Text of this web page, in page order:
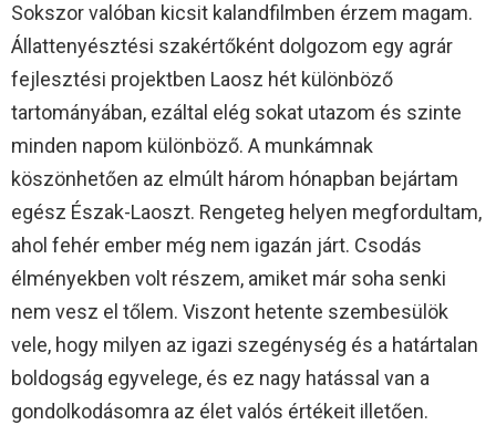
Sokszor valóban kicsit kalandfilmben érzem magam.
Állattenyésztési szakértőként dolgozom egy agrár
fejlesztési projektben Laosz hét különböző
tartományában, ezáltal elég sokat utazom és szinte
minden napom különböző. A munkámnak
köszönhetően az elmúlt három hónapban bejártam
egész Észak-Laoszt. Rengeteg helyen megfordultam,
ahol fehér ember még nem igazán járt. Csodás
élményekben volt részem, amiket már soha senki
nem vesz el tőlem. Viszont hetente szembesülök
vele, hogy milyen az igazi szegénység és a határtalan
boldogság egyvelege, és ez nagy hatással van a
gondolkodásomra az élet valós értékeit illetően.